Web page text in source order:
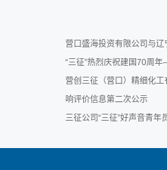
营口盛海投资有限公司与
“三征”热烈庆祝建国70周
营创三征（营口）精细化
响评价信息第二次公示
三征公司“三征”好声音青